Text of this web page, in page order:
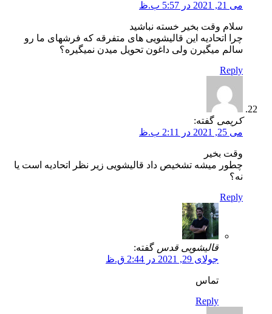
می 21, 2021 در 5:57 ب.ظ
سلام وقت بخیر خسته نباشید
چرا اتحادیه این قالیشویی های متفرقه که فرشهای ما رو
سالم میگیرن ولی داغون تحویل میدن نمیگیره؟
Reply
کریمی گفته:
می 25, 2021 در 2:11 ب.ظ
وقت بخیر
چطور میشه تشخیص داد قالیشویی زیر نظر اتحادیه است یا
نه؟
Reply
قالیشویی قدس گفته:
جولای 29, 2021 در 2:44 ق.ظ
تماس
Reply